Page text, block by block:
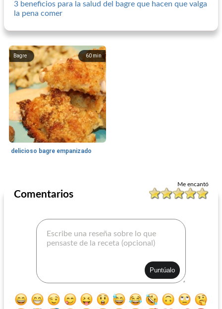
3 beneficios para la salud del bagre que hacen que valga
la pena comer
60 min
Bagre
delicioso bagre empanizado
Me encantó
Comentarios